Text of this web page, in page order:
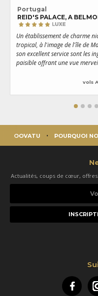
Portugal
REID'S PALACE, A
Un établissement de charme
tropical, à l'image de l'île de
son excellent service sont les
paisible offrant une vue
vols
OOVATU POURQUOI
Actualités, coups de cœur,
e-